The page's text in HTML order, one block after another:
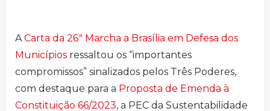
ACarta da 26ª Marcha a Brasília em Defesa dos
Municípios ressaltou os “importantes
compromissos” sinalizados pelos Três Poderes,
com destaque para a Proposta de Emenda à
Constituição 66/2023, a PEC da Sustentabilidade